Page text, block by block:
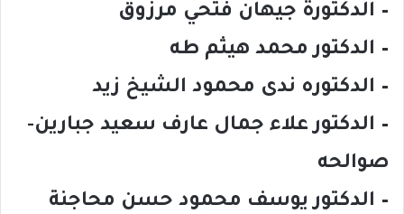
– الدكتورة جيهان فتحي مرزوق
– الدكتور محمد هيثم طه
– الدكتوره ندى محمود الشيخ زيد
– الدكتور علاء جمال عارف سعيد جبارين-
صوالحه
– الدكتور يوسف محمود حسن محاجنة